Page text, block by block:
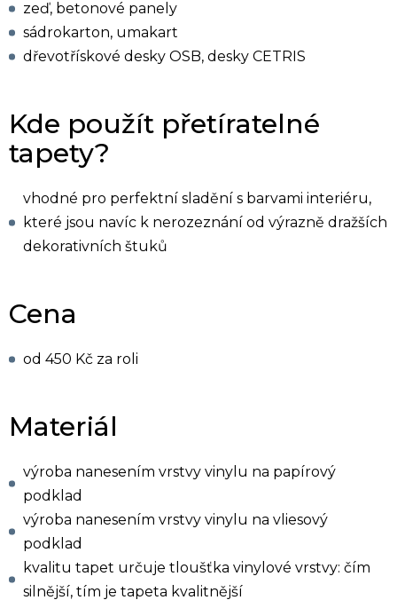
zeď, betonové panely
sádrokarton, umakart
dřevotřískové desky OSB, desky CETRIS
Kde použít přetíratelné
tapety?
vhodné pro perfektní sladění s barvami interiéru,
které jsou navíc k nerozeznání od výrazně dražších
dekorativních štuků
Cena
od 450 Kč za roli
Materiál
výroba nanesením vrstvy vinylu na papírový
podklad
výroba nanesením vrstvy vinylu na vliesový
podklad
kvalitu tapet určuje tloušťka vinylové vrstvy: čím
silnější, tím je tapeta kvalitnější